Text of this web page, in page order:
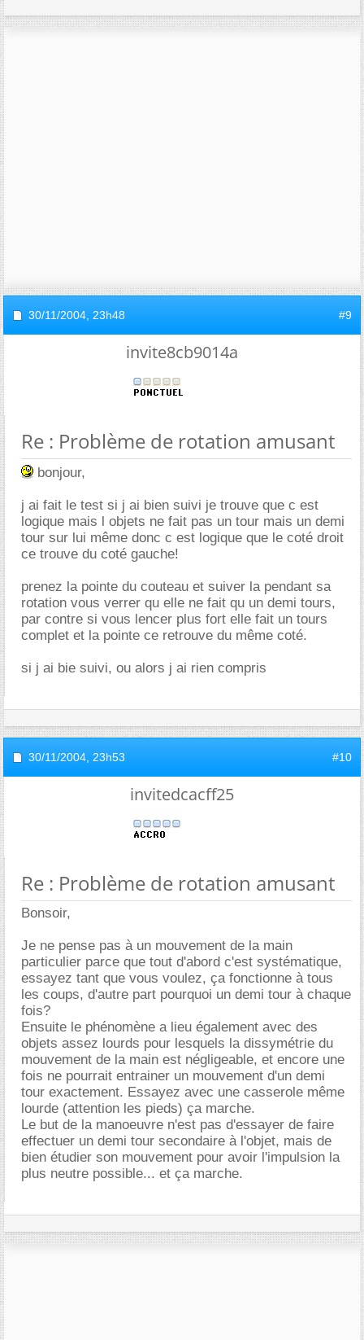
30/11/2004, 23h48 #9
invite8cb9014a
Re : Problème de rotation amusant
bonjour,
j ai fait le test si j ai bien suivi je trouve que c est
logique mais l objets ne fait pas un tour mais un demi
tour sur lui même donc c est logique que le coté droit
ce trouve du coté gauche!
prenez la pointe du couteau et suiver la pendant sa
rotation vous verrer qu elle ne fait qu un demi tours,
par contre si vous lencer plus fort elle fait un tours
complet et la pointe ce retrouve du même coté.
si j ai bie suivi, ou alors j ai rien compris
30/11/2004, 23h53 #10
invitedcacff25
Re : Problème de rotation amusant
Bonsoir,
Je ne pense pas à un mouvement de la main
particulier parce que tout d'abord c'est systématique,
essayez tant que vous voulez, ça fonctionne à tous
les coups, d'autre part pourquoi un demi tour à chaque
fois?
Ensuite le phénomène a lieu également avec des
objets assez lourds pour lesquels la dissymétrie du
mouvement de la main est négligeable, et encore une
fois ne pourrait entrainer un mouvement d'un demi
tour exactement. Essayez avec une casserole même
lourde (attention les pieds) ça marche.
Le but de la manoeuvre n'est pas d'essayer de faire
effectuer un demi tour secondaire à l'objet, mais de
bien étudier son mouvement pour avoir l'impulsion la
plus neutre possible... et ça marche.